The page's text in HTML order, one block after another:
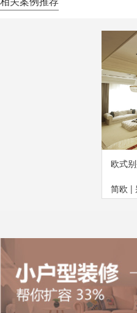
欧式
简欧 |